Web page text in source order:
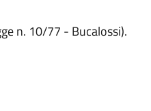
n. 10/77 - Bucalossi).